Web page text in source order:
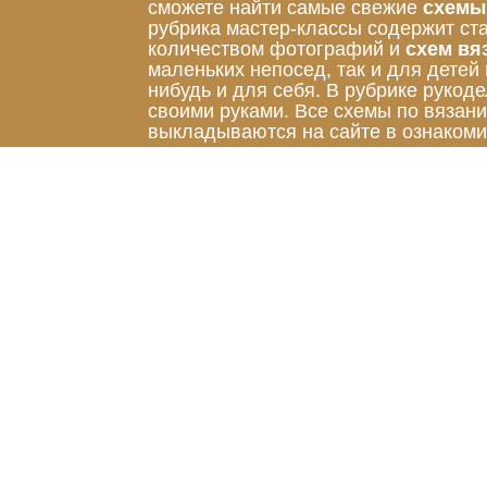
сможете найти самые свежие схемы
рубрика мастер-классы содержит
количеством фотографий и схем
маленьких непосед, так и для
нибудь и для себя. В рубрике
своими руками. Все схемы по
выкладываются на сайте в